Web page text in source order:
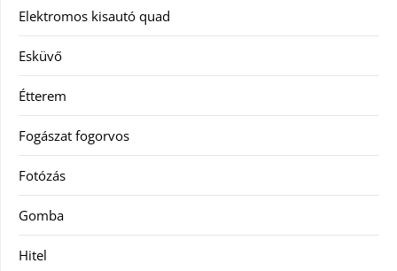
Elektromos kisautó quad
Esküvő
Étterem
Fogászat fogorvos
Fotózás
Gomba
Hitel